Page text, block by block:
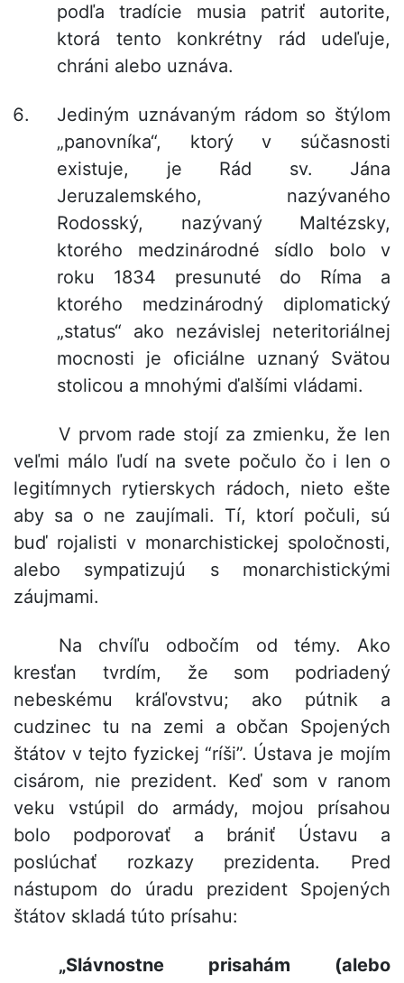
podľa tradície musia patriť autorite,
ktorá tento konkrétny rád udeľuje,
chráni alebo uznáva.
Jediným uznávaným rádom so štýlom
„panovníka“, ktorý v súčasnosti
existuje, je Rád sv. Jána
Jeruzalemského, nazývaného
Rodosský, nazývaný Maltézsky,
ktorého medzinárodné sídlo bolo v
roku 1834 presunuté do Ríma a
ktorého medzinárodný diplomatický
„status“ ako nezávislej neteritoriálnej
mocnosti je oficiálne uznaný Svätou
stolicou a mnohými ďalšími vládami.
V prvom rade stojí za zmienku, že len
veľmi málo ľudí na svete počulo čo i len o
legitímnych rytierskych rádoch, nieto ešte
aby sa o ne zaujímali. Tí, ktorí počuli, sú
buď rojalisti v monarchistickej spoločnosti,
alebo sympatizujú s monarchistickými
záujmami.
Na chvíľu odbočím od témy. Ako
kresťan tvrdím, že som podriadený
nebeskému kráľovstvu; ako pútnik a
cudzinec tu na zemi a občan Spojených
štátov v tejto fyzickej “ríši”. Ústava je mojím
cisárom, nie prezident. Keď som v ranom
veku vstúpil do armády, mojou prísahou
bolo podporovať a brániť Ústavu a
poslúchať rozkazy prezidenta. Pred
nástupom do úradu prezident Spojených
štátov skladá túto prísahu:
„Slávnostne prisahám (alebo